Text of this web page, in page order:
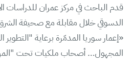
قدم الباحث في مركز عمران للدراسات
الدسوقي خلال مقابلة مع صحيفة
«إعمار سوريا المدمّرة برعاية "التطوير
المجهول... أصحاب ملكيات تحت